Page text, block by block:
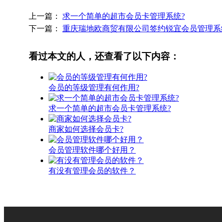
上一篇： 求一个简单的超市会员卡管理系统?
下一篇： 重庆瑞地欧商贸有限公司签约锐宜会员管理
看过本文的人，还查看了以下内容：
会员的等级管理有何作用?
求一个简单的超市会员卡管理系统?
商家如何选择会员卡?
会员管理软件哪个好用？
有没有管理会员的软件？